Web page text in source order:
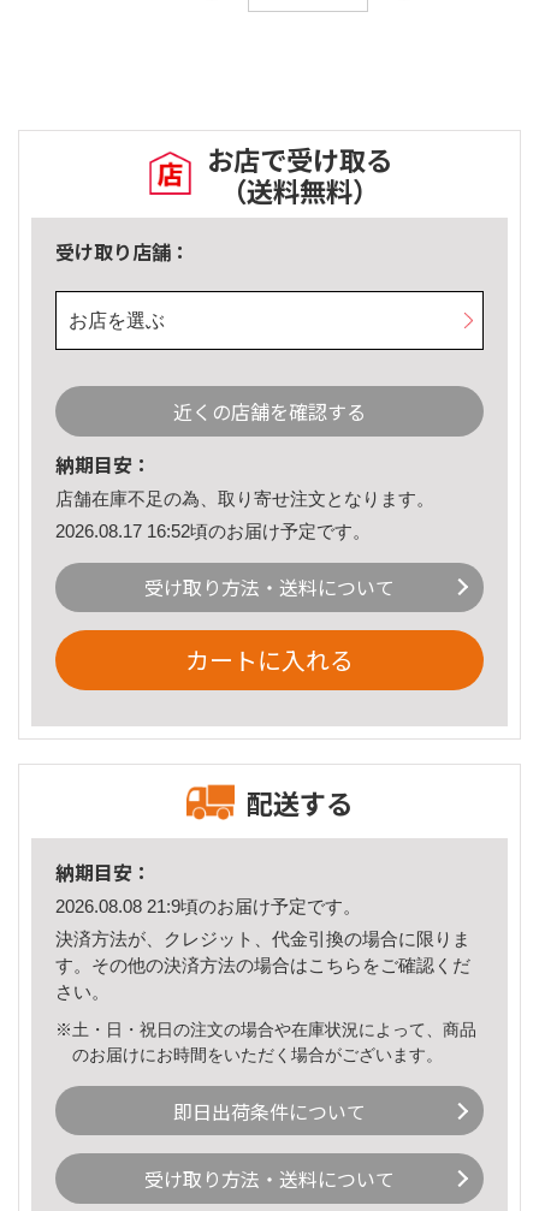
お店で受け取る
（送料無料）
受け取り店舗：
お店を選ぶ
近くの店舗を確認する
納期目安：
店舗在庫不足の為、取り寄せ注文となります。
2026.08.17 16:52頃のお届け予定です。
受け取り方法・送料について
カートに入れる
配送する
納期目安：
2026.08.08 21:9頃のお届け予定です。
決済方法が、クレジット、代金引換の場合に限りま
す。その他の決済方法の場合はこちら をご確認くだ
さい。
※土・日・祝日の注文の場合や在庫状況によって、商品
のお届けにお時間をいただく場合がございます。
即日出荷条件について
受け取り方法・送料について